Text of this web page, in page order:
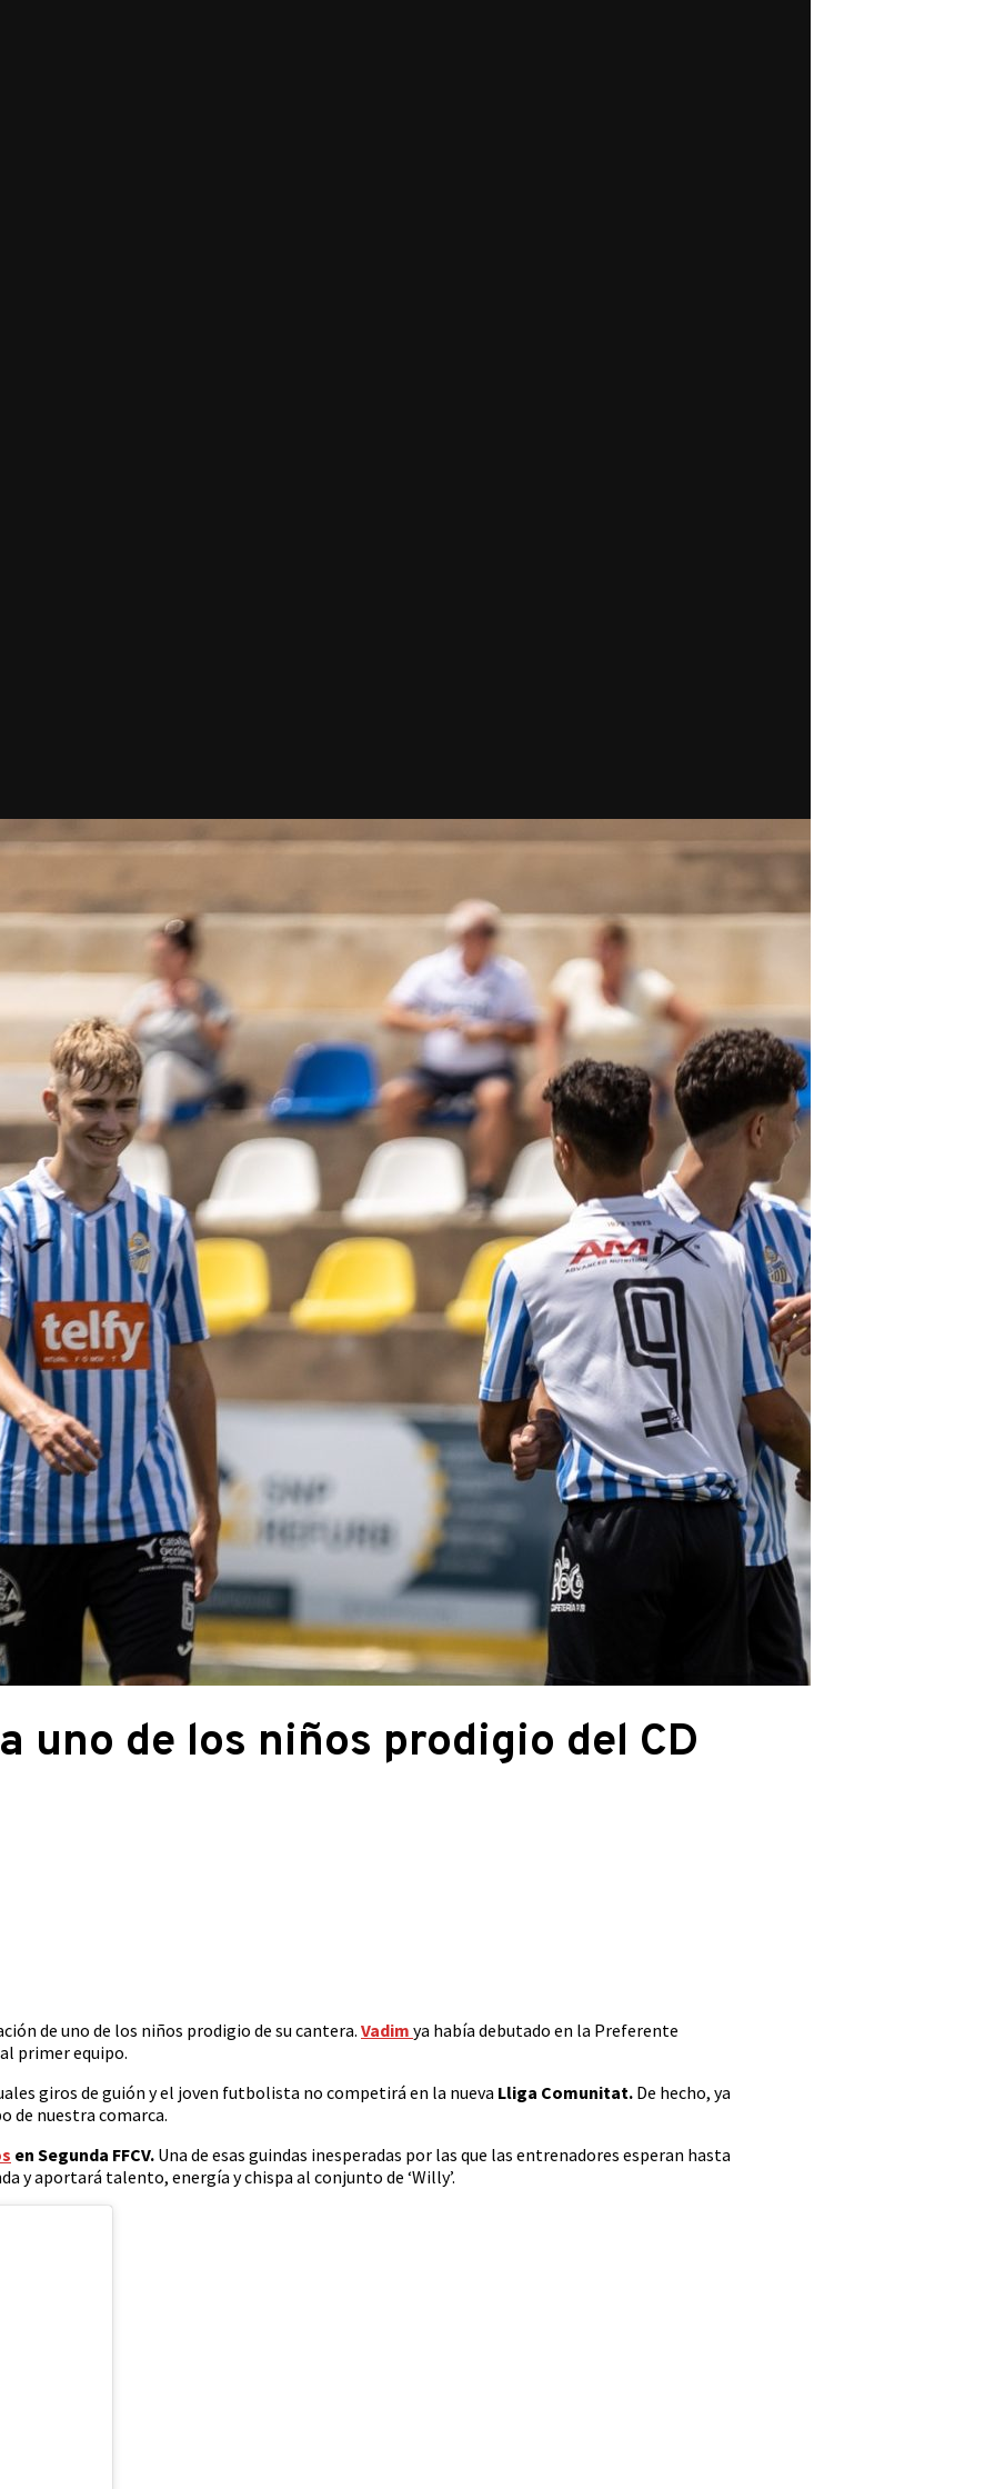
uno de los niños prodigio del CD
de uno de los niños prodigio de su cantera. Vadim ya había debutado en la Preferente
primer equipo.
giros de guión y el joven futbolista no competirá en la nueva Lliga Comunitat. De hecho, ya
de nuestra comarca.
en Segunda FFCV. Una de esas guindas inesperadas por las que las entrenadores esperan hasta
y aportará talento, energía y chispa al conjunto de ‘Willy’.